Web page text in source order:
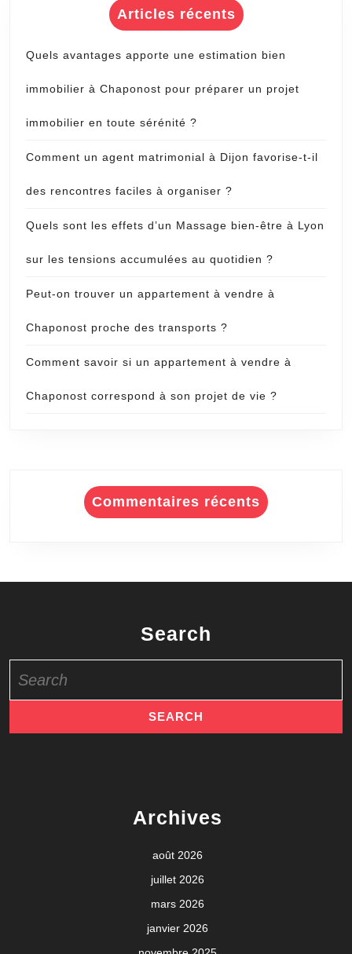
Articles récents
Quels avantages apporte une estimation bien
immobilier à Chaponost pour préparer un projet
immobilier en toute sérénité ?
Comment un agent matrimonial à Dijon favorise-t-il
des rencontres faciles à organiser ?
Quels sont les effets d’un Massage bien-être à Lyon
sur les tensions accumulées au quotidien ?
Peut-on trouver un appartement à vendre à
Chaponost proche des transports ?
Comment savoir si un appartement à vendre à
Chaponost correspond à son projet de vie ?
Commentaires récents
Search
for:
Archives
août 2026
juillet 2026
mars 2026
janvier 2026